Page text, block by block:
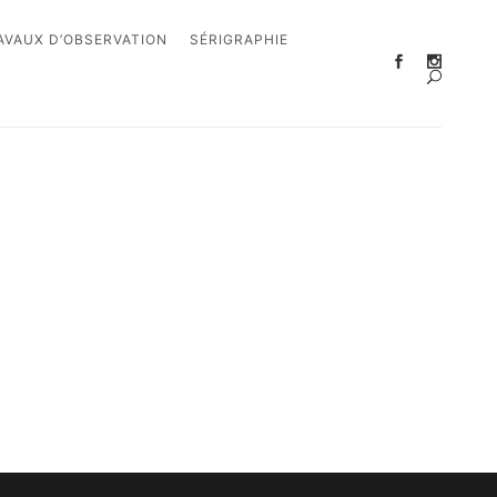
D’OBSERVATION SÉRIGRAPHIE